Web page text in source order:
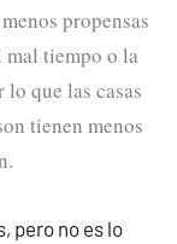
propensas
mal tiempo o la
que las casas
tienen menos
pero no es lo